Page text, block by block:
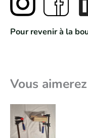
Pour revenir à la
Vous